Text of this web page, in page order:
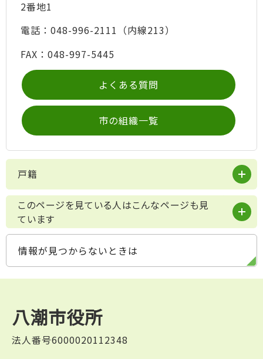
2番地1
電話：048-996-2111（内線213）
FAX：048-997-5445
よくある質問
市の組織一覧
戸籍
このページを見ている人はこんなページも見
ています
情報が見つからないときは
八潮市役所
法人番号6000020112348